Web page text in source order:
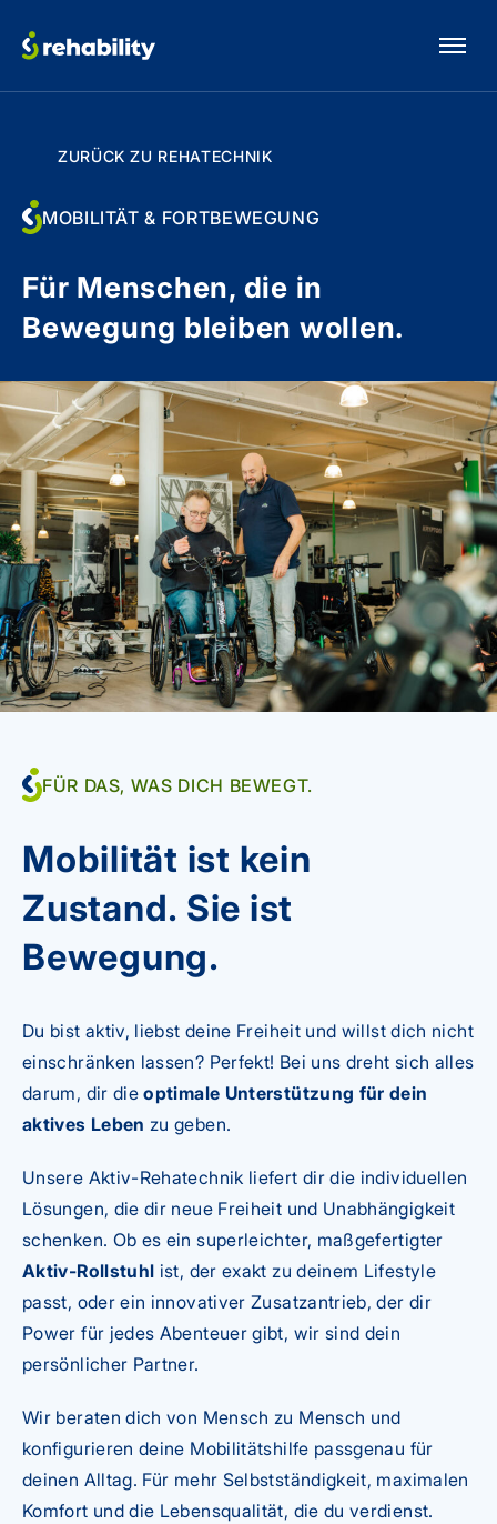
ZURÜCK ZU REHATECHNIK
MOBILITÄT & FORTBEWEGUNG
Für Menschen, die in
Bewegung bleiben wollen.
FÜR DAS, WAS DICH BEWEGT.
Mobilität ist kein
Zustand. Sie ist
Bewegung.
Du bist aktiv, liebst deine Freiheit und willst dich nicht
einschränken lassen? Perfekt! Bei uns dreht sich alles
darum, dir dieoptimale Unterstützung für dein
aktives Leben zu geben.
Unsere Aktiv-Rehatechnik liefert dir die individuellen
Lösungen, die dir neue Freiheit und Unabhängigkeit
schenken. Ob es ein superleichter, maßgefertigter
Aktiv-Rollstuhl ist, der exakt zu deinem Lifestyle
passt, oder ein innovativer Zusatzantrieb, der dir
Power für jedes Abenteuer gibt, wir sind dein
persönlicher Partner.
Wir beraten dich von Mensch zu Mensch und
konfigurieren deine Mobilitätshilfe passgenau für
deinen Alltag. Für mehr Selbstständigkeit, maximalen
Komfort und die Lebensqualität, die du verdienst.